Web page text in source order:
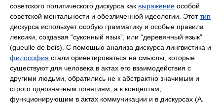
советского политического дискурса как выражение особой
советской ментальности и обезличенной идеологии. Этоттип
дискурса использует особую грамматику и особые правила
лексики, создавая “суконный язык”, или “деревянный язык”
(gueulle de bois). С помощью анализа дискурса лингвистика и
философия стали ориентироваться на смыслы, которые
существуют для человека в актах его взаимодействия с
другими людьми, обратились не к абстрактно значимым и
строго однозначным понятиям, а к концептам,
функционирующим в актах коммуникации и в дискурсах (А.